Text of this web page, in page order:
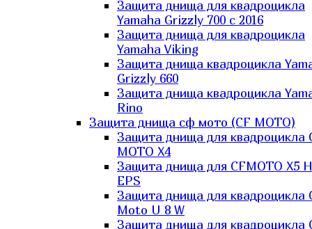
Защита днища для квадроцикла
Yamaha Grizzly 700 с 2016
Защита днища для квадроцикла
Yamaha Viking
Защита днища квадроцикла
Grizzly 660
Защита днища квадроцикла
Rino
Защита днища сф мото (CF MOTO)
Защита днища для квадроцикла
MOTO X4
Защита днища для CFMOTO X5
EPS
Защита днища для квадроцикла
Moto U 8 W
Защита днища для квадроцикла